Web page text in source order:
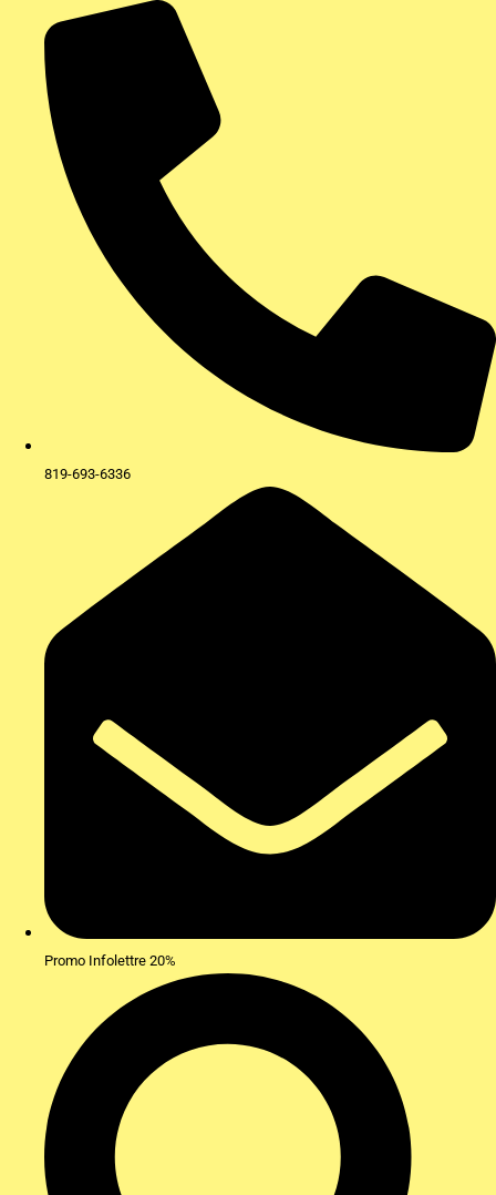
contenu
819-693-6336
Promo Infolettre 20%